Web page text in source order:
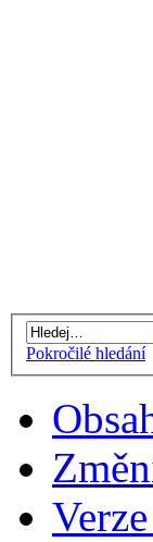
Pokročilé hledání